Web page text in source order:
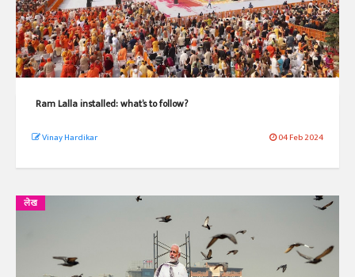
Ram Lalla installed: what’s to follow?
Vinay Hardikar 04 Feb 2024
लेख